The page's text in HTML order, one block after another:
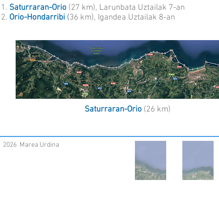
Saturraran-Orio (27 km), Larunbata Uztailak 7-an
Orio-Hondarribi (36 km), Igandea Uztailak 8-an
Saturraran-Orio (26 km)
2026 Marea Urdina